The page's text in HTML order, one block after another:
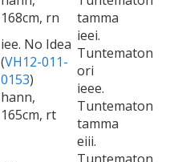
168cm, rn
tamma
iee. No Idea
(VH12-011-
0153)
hann,
165cm, rt
ieei.
Tuntematon
ori
ieee.
Tuntematon
tamma
eiii.